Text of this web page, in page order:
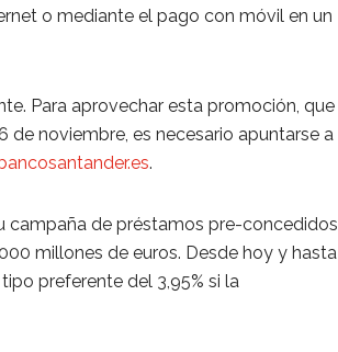
o mediante el pago con móvil en un
Para aprovechar esta promoción, que
de noviembre, es necesario apuntarse a
.
campaña de préstamos pre-concedidos
millones de euros. Desde hoy y hasta
preferente del 3,95% si la